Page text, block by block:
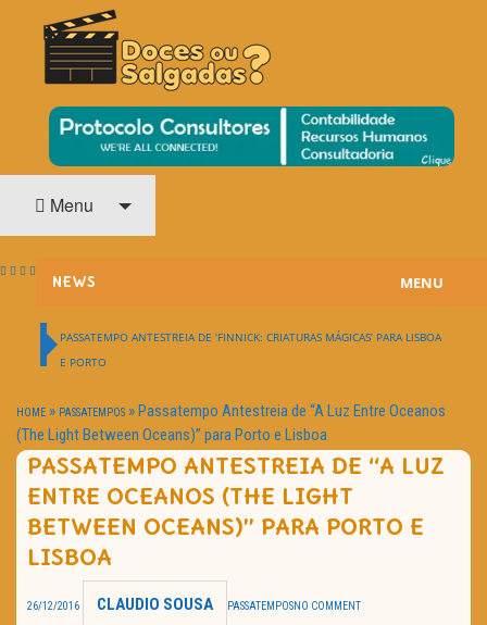
DOCES OU SALGADAS?
O Cinema? Uma Paixão!!
Menu
NEWS
HOME CINEMA
NOTA PESSOAL
TRAILER DO DIA
Política de Privacidade
MENU
PASSATEMPO ANTESTREIA DE ‘FINNICK: CRIATURAS MÁGICAS’ PARA LISBOA
E PORTO
HOME » PASSATEMPOS »Passatempo Antestreia de “A Luz Entre Oceanos
(The Light Between Oceans)” para Porto e Lisboa
PASSATEMPO ANTESTREIA DE “A LUZ
ENTRE OCEANOS (THE LIGHT
BETWEEN OCEANS)” PARA PORTO E
LISBOA
26/12/2016 CLAUDIO SOUSA PASSATEMPOSNO COMMENT